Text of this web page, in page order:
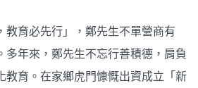
教育必先行」，鄭先生不單營商有
多年來，鄭先生不忘行善積德，肩負
教育。在家鄉虎門慷慨出資成立「新